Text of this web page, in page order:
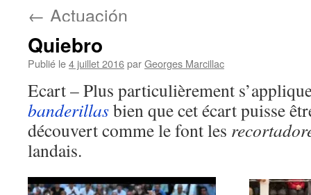
← Actuación
Quiebro
Publié le4 juillet 2016parGeorges Marcillac
Ecart – Plus particulièrement
banderillasbien que cet écart puisse
découvert comme le font les
landais.